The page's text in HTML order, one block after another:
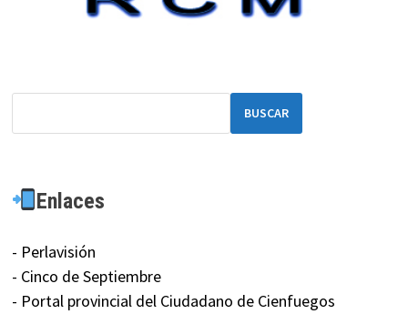
BUSCAR
Enlaces
- Perlavisión
- Cinco de Septiembre
- Portal provincial del Ciudadano de Cienfuegos